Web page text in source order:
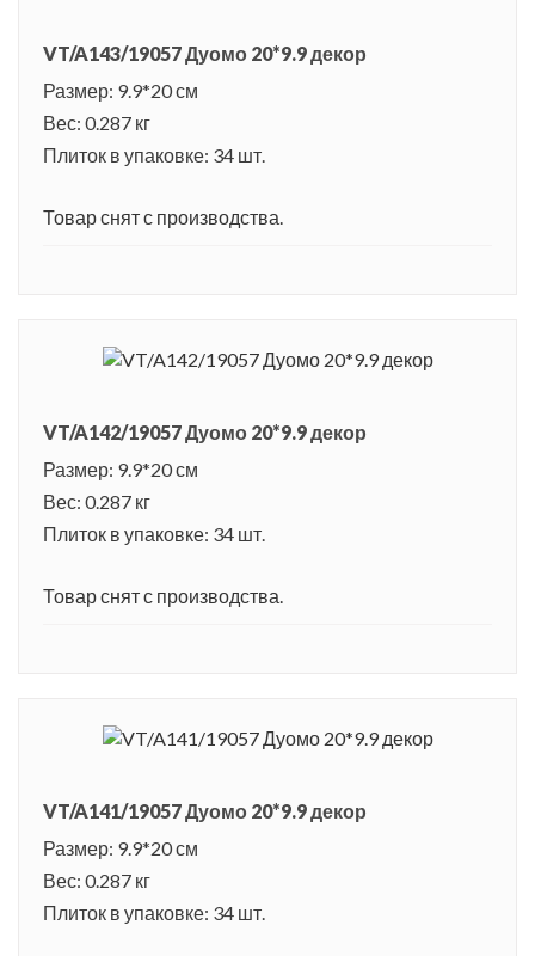
VT/A143/19057 Дуомо 20*9.9 декор
Размер: 9.9*20 см
Вес: 0.287 кг
Плиток в упаковке: 34 шт.
Товар снят с производства.
VT/A142/19057 Дуомо 20*9.9 декор
Размер: 9.9*20 см
Вес: 0.287 кг
Плиток в упаковке: 34 шт.
Товар снят с производства.
VT/A141/19057 Дуомо 20*9.9 декор
Размер: 9.9*20 см
Вес: 0.287 кг
Плиток в упаковке: 34 шт.